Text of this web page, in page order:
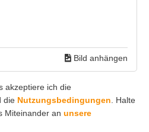
Bild anhängen
akzeptiere ich die
die Nutzungsbedingungen. Halte
Miteinander an unsere